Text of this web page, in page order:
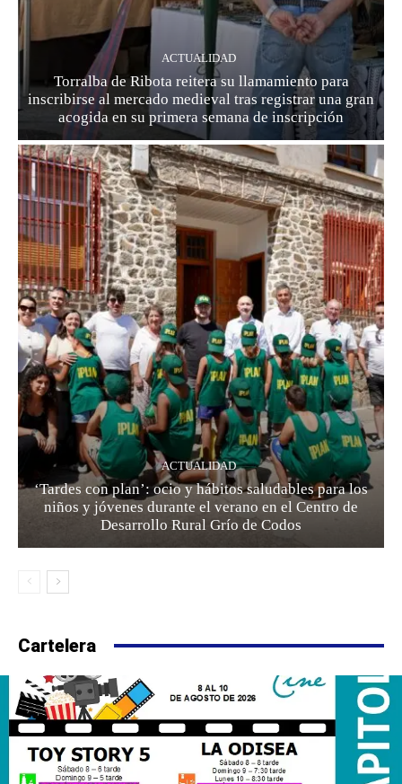
ACTUALIDAD
Torralba de Ribota reitera su llamamiento para
inscribirse al mercado medieval tras registrar una gran
acogida en su primera semana de inscripción
ACTUALIDAD
‘Tardes con plan’: ocio y hábitos saludables para los
niños y jóvenes durante el verano en el Centro de
Desarrollo Rural Grío de Codos
Cartelera